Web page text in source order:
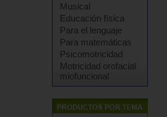
Musical
Educación física
Para el lenguaje
Para matemáticas
Psicomotricidad
Motricidad orofacial
miofuncional